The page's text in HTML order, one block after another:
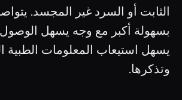
الثابت أو السرد غير المجسد.
بسهولة أكبر مع وجه يسهل الوصول
يسهل استيعاب المعلومات الطبية
وتذكرها.